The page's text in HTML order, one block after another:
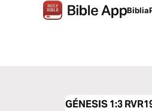
Biblia
GÉNESIS 1:3